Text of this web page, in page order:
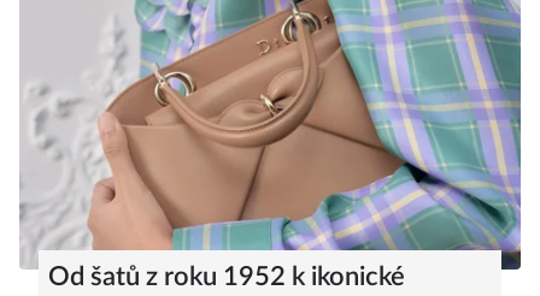
Od šatů z roku 1952 k ikonické